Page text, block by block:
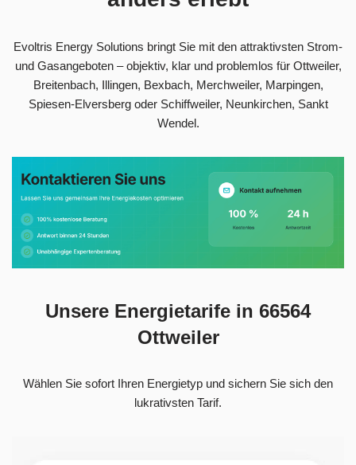
Evoltris Energy Solutions bringt Sie mit den attraktivsten Strom-
und Gasangeboten – objektiv, klar und problemlos für Ottweiler,
Breitenbach, Illingen, Bexbach, Merchweiler, Marpingen,
Spiesen-Elversberg oder Schiffweiler, Neunkirchen, Sankt
Wendel.
Unsere Energietarife in 66564
Ottweiler
Wählen Sie sofort Ihren Energietyp und sichern Sie sich den
lukrativsten Tarif.